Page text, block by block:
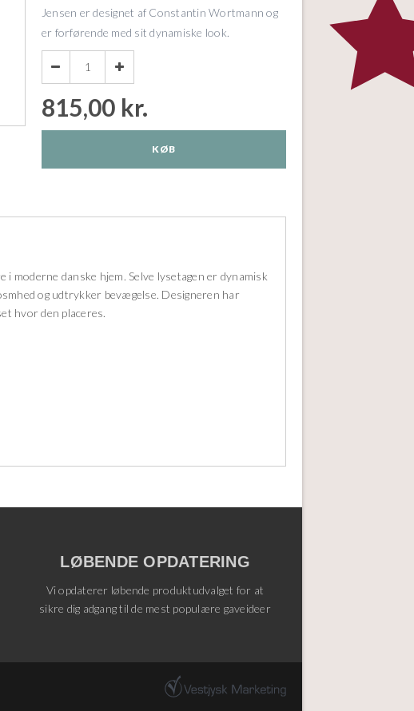
Jensen er designet af Constantin Wortmann og
er forførende med sit dynamiske look.
 
815,00 kr.
KØB
moderne danske hjem. Selve lysetagen er dynamisk
og udtrykker bevægelse. Designeren har
hvor den placeres.
LØBENDE OPDATERING
Vi opdaterer løbende produktudvalget for at
sikre dig adgang til de mest populære gaveideer